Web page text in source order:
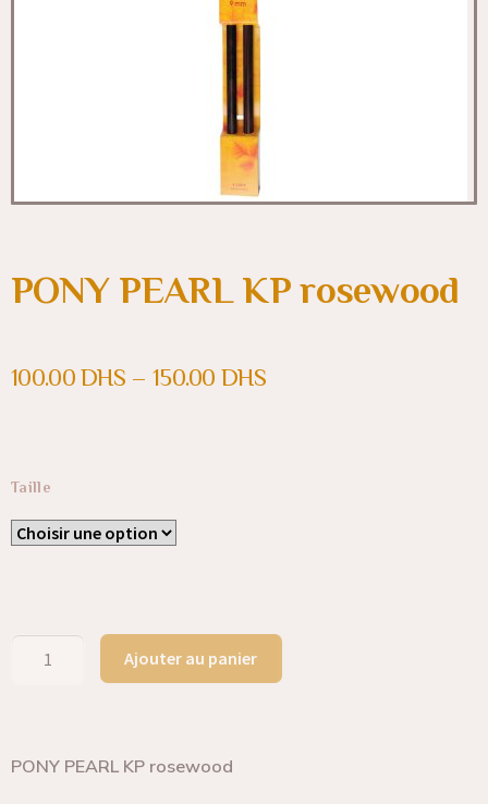
PONY PEARL KP rosewood
100.00DHS – 150.00DHS
Taille
Ajouter au panier
PONY PEARL KP rosewood